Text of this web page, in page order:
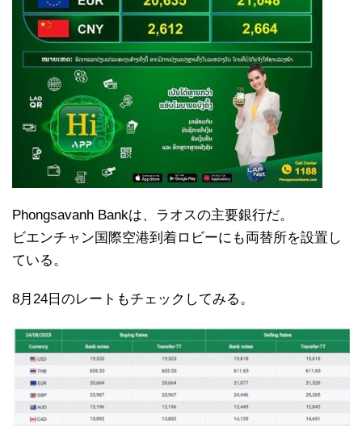
Phongsavanh Bankは、ラオスの主要銀行だ。
ビエンチャン国際空港到着ロビーにも両替所を設置し
ている。
8月24日のレートもチェックしてみる。